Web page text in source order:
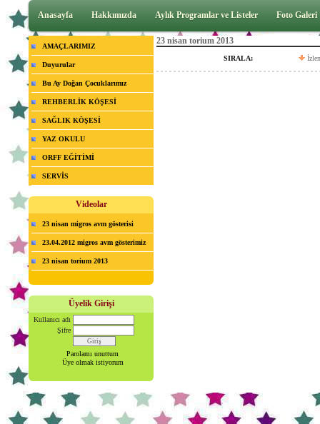
Anasayfa Hakkımızda Aylık Programlar ve Listeler Foto Galeri
AMAÇLARIMIZ
Duyurular
Bu Ay Doğan Çocuklarımız
REHBERLİK KÖŞESİ
SAĞLIK KÖŞESİ
YAZ OKULU
ORFF EĞİTİMİ
SERVİS
Videolar
23 nisan migros avm gösterisi
23.04.2012 migros avm gösterimiz
23 nisan torium 2013
Üyelik Girişi
Kullanıcı adı
Şifre
Parolamı unuttum
Üye olmak istiyorum
23 nisan torium 2013
SIRALA: